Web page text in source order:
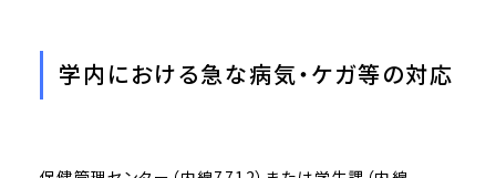
学内における急な病気・ケガ等の対応